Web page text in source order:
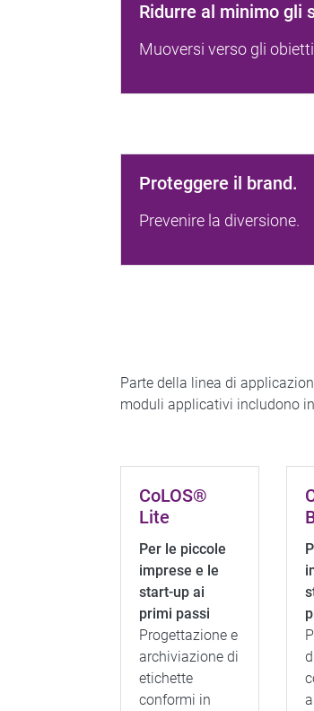
Ridurre al minimo gli
Muoversi verso gli
Proteggere il brand.
Prevenire la diversione.
Parte della linea di
moduli applicativi includono
CoLOS®
Lite
Per le piccole
imprese e le
start-up ai
primi passi
Progettazione e
archiviazione di
etichette
conformi in